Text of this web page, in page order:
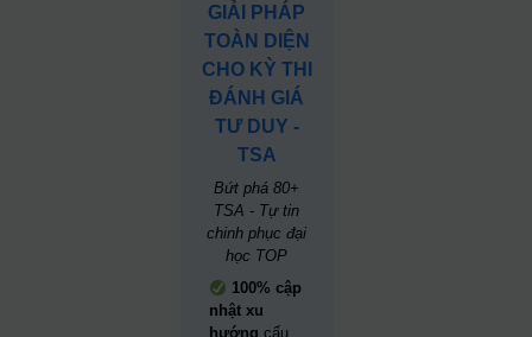
GIẢI PHÁP
TOÀN DIỆN
CHO KỲ THI
ĐÁNH GIÁ
TƯ DUY -
TSA
Bứt phá 80+
TSA - Tự tin
chinh phục đại
học TOP
100% cập
nhật xu
hướng cấu